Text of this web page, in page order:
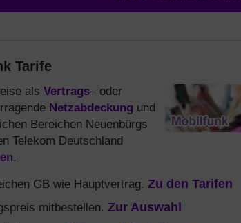
Tarife
als Vertrags– oder
Netzabdeckung und
Bereichen Neuenbürgs
Telekom Deutschland
.
GB wie Hauptvertrag. Zu den Tarifen
mitbestellen. Zur Auswahl